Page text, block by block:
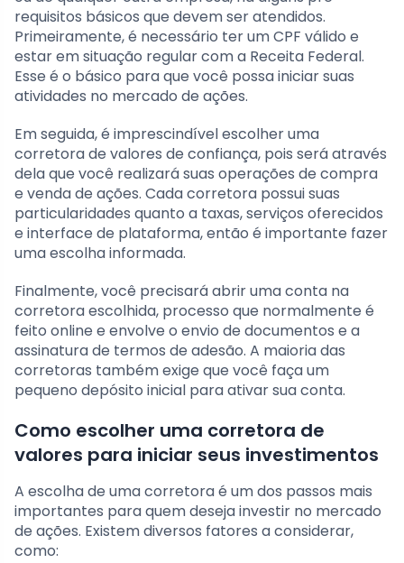
requisitos básicos que devem ser atendidos.
Primeiramente, é necessário ter um CPF válido e
estar em situação regular com a Receita Federal.
Esse é o básico para que você possa iniciar suas
atividades no mercado de ações.
Em seguida, é imprescindível escolher uma
corretora de valores de confiança, pois será através
dela que você realizará suas operações de compra
e venda de ações. Cada corretora possui suas
particularidades quanto a taxas, serviços oferecidos
e interface de plataforma, então é importante fazer
uma escolha informada.
Finalmente, você precisará abrir uma conta na
corretora escolhida, processo que normalmente é
feito online e envolve o envio de documentos e a
assinatura de termos de adesão. A maioria das
corretoras também exige que você faça um
pequeno depósito inicial para ativar sua conta.
Como escolher uma corretora de
valores para iniciar seus investimentos
A escolha de uma corretora é um dos passos mais
importantes para quem deseja investir no mercado
de ações. Existem diversos fatores a considerar,
como: